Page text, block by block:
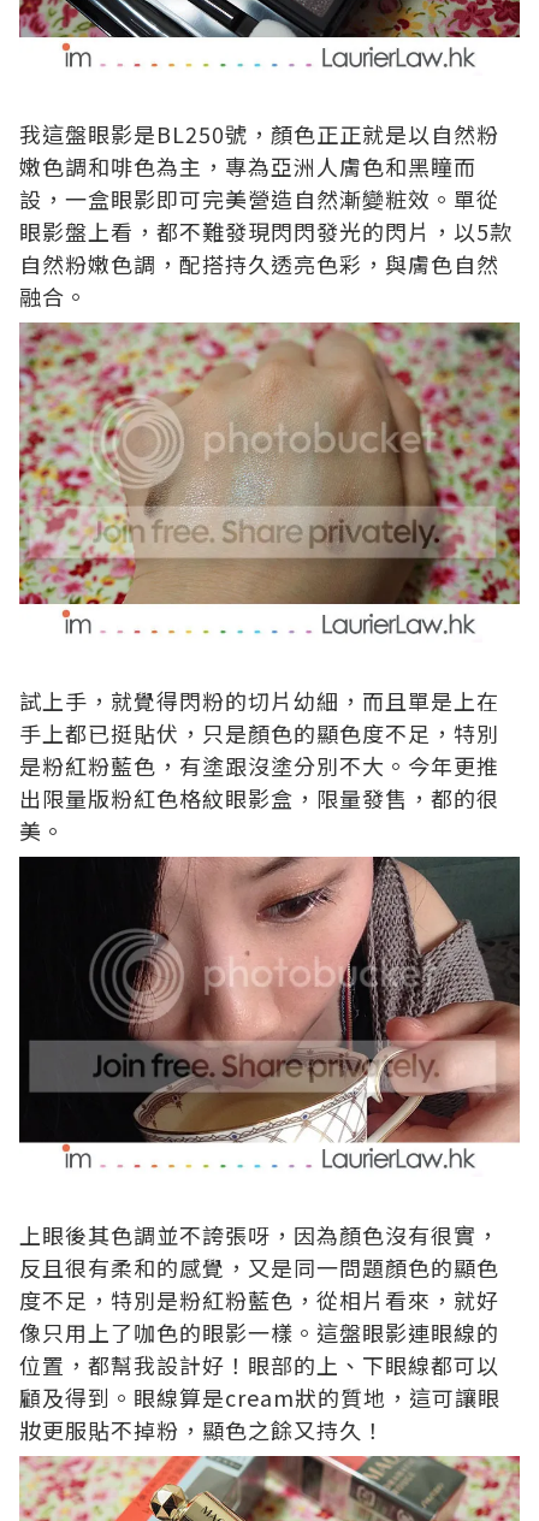
我這盤眼影是BL250號，顏色正正就是以自然粉
嫩色調和啡色為主，專為亞洲人膚色和黑瞳而
設，一盒眼影即可完美營造自然漸變粧效。單從
眼影盤上看，都不難發現閃閃發光的閃片，以5款
自然粉嫩色調，配搭持久透亮色彩，與膚色自然
融合。
試上手，就覺得閃粉的切片幼細，而且單是上在
手上都已挺貼伏，只是顏色的顯色度不足，特別
是粉紅粉藍色，有塗跟沒塗分別不大。今年更推
出限量版粉紅色格紋眼影盒，限量發售，都的很
美。
上眼後其色調並不誇張呀，因為顏色沒有很實，
反且很有柔和的感覺，又是同一問題顏色的顯色
度不足，特別是粉紅粉藍色，從相片看來，就好
像只用上了咖色的眼影一樣。這盤眼影連眼線的
位置，都幫我設計好！眼部的上、下眼線都可以
顧及得到。眼線算是cream狀的質地，這可讓眼
妝更服貼不掉粉，顯色之餘又持久！